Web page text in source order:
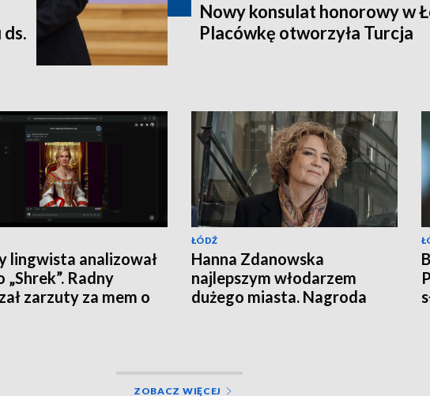
Nowy konsulat honorowy w
Placówkę otworzyła Turcja
lingwista analizował
„Shrek”. Radny
zarzuty za mem o
ŁÓDŹ
Hanna Zdanowska
najlepszym włodarzem
dużego miasta. Nagroda
ZOBACZ WIĘCEJ